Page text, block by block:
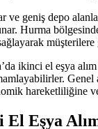
ve geniş depo
Hurma
ikinci el eşya
hareketliliğine
Eşya